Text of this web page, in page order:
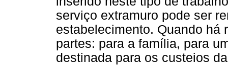
serviço extramuro pode ser
estabelecimento. Quando há
partes: para a família, para
destinada para os custeios